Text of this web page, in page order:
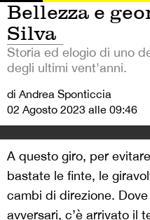
Bellezza e
Silva
Storia ed elogio di uno
degli ultimi vent'anni.
di Andrea Sponticcia
02 Agosto 2023 alle 09:46
A questo giro, per
bastate le finte, le
cambi di direzione.
avversari, c’è arrivato il